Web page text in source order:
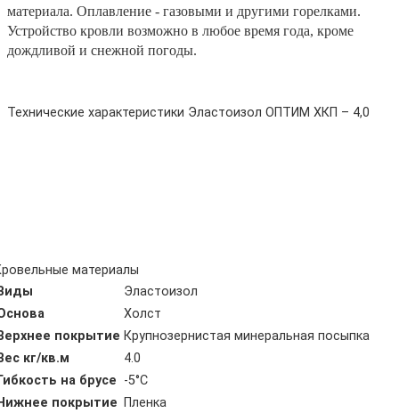
материала. Оплавление - газовыми и другими горелками.
Устройство кровли возможно в любое время года, кроме
дождливой и снежной погоды.
Технические характеристики Эластоизол ОПТИМ ХКП – 4,0
материалы
Эластоизол
Холст
покрытие Крупнозернистая минеральная посыпка
кг/кв.м
4.0
на брусе -5°С
покрытие Пленка